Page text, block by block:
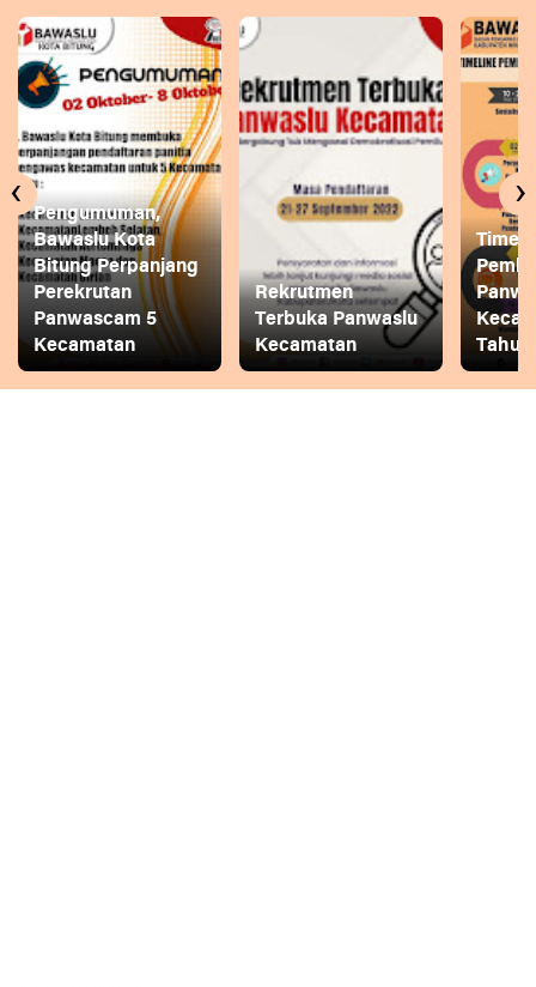
Pengumuman,
Bawaslu Kota
Bitung Perpanjang
Perekrutan
Panwascam 5
Kecamatan
Rekrutmen
Terbuka Panwaslu
Kecamatan
Tahun
‹ ›